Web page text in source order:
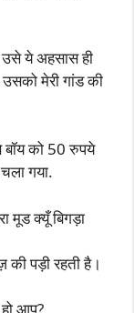
उसे ये अहसास ही
मेरी गांड की
को 50 रुपये
गया.
मूड क्यूँ बिगड़ा
पड़ी रहती है।